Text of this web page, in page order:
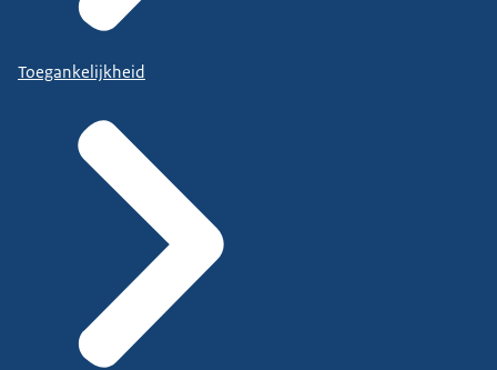
Toegankelijkheid